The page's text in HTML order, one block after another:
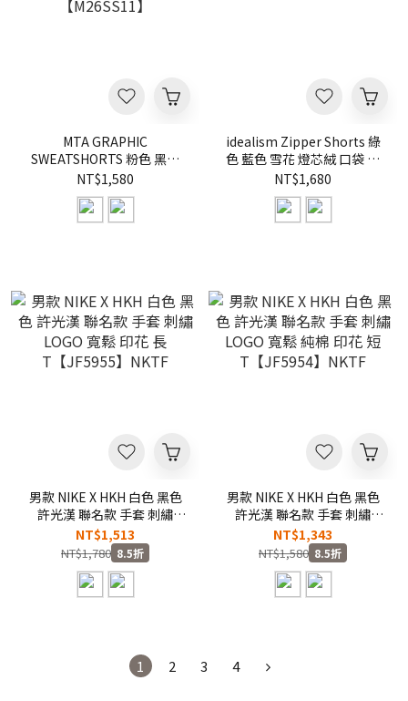
MTA GRAPHIC
SWEATSHORTS 粉色 黑色
水洗 圖騰 純棉 短褲
【M26SS11】
NT$1,580
idealism Zipper Shorts 綠
色 藍色 雪花 燈芯絨 口袋 短
褲【ID26019】
NT$1,680
男款 NIKE X HKH 白色 黑色
許光漢 聯名款 手套 刺繡
LOGO 寬鬆 印花 長
T【JF5955】NKTF
NT$1,513
NT$1,780 8.5折
男款 NIKE X HKH 白色 黑色
許光漢 聯名款 手套 刺繡
LOGO 寬鬆 純棉 印花 短
T【JF5954】NKTF
NT$1,343
NT$1,580 8.5折
1 2 3 4